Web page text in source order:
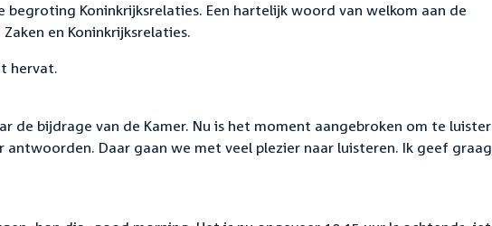
begroting Koninkrijksrelaties. Een hartelijk woord van welkom aan de
en Koninkrijksrelaties.
hervat.
de bijdrage van de Kamer. Nu is het moment aangebroken om te
antwoorden. Daar gaan we met veel plezier naar luisteren. Ik geef